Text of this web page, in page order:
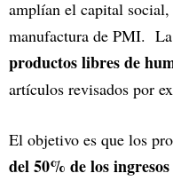
amplían el capital
manufactura de PMI.
productos libres de
artículos revisados por
El objetivo es que los
del 50% de los